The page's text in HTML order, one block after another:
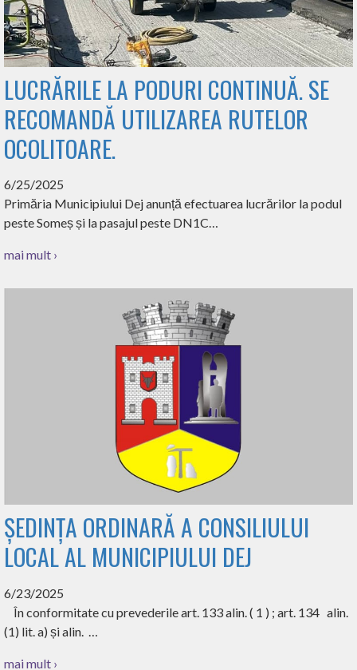
LUCRĂRILE LA PODURI CONTINUĂ. SE
RECOMANDĂ UTILIZAREA RUTELOR
OCOLITOARE.
6/25/2025
Primăria Municipiului Dej anunță efectuarea lucrărilor la podul
peste Someș și la pasajul peste DN1C…
mai mult ›
ȘEDINȚA ORDINARĂ A CONSILIULUI
LOCAL AL MUNICIPIULUI DEJ
6/23/2025
În conformitate cu prevederile art. 133 alin. ( 1 ) ; art. 134 alin.
(1) lit. a) și alin. …
mai mult ›